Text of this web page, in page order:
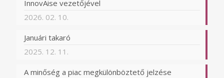
InnovAise vezetőjével
2026. 02. 10.
Januári takaró
2025. 12. 11.
A minőség a piac megkülönböztető jelzése